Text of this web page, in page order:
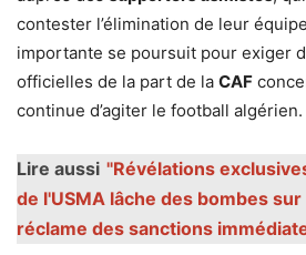
contester l’élimination de leur
importante se poursuit pour exiger
officielles de la part de la CAF
continue d’agiter le football algérien.
Lire aussi "Révélations
de l'USMA lâche des bombes
réclame des sanctions